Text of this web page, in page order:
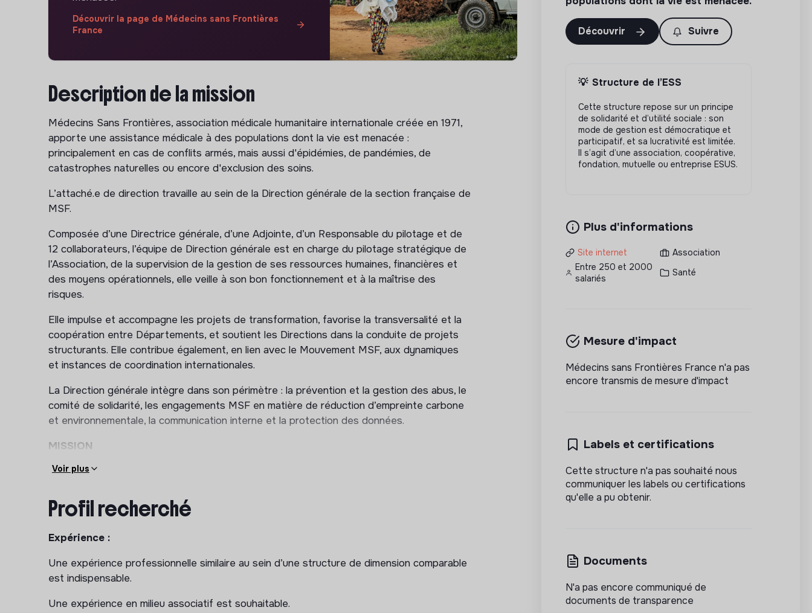
Découvrir la page de Médecins sans Frontières
France
Description de la mission
Médecins Sans Frontières, association médicale humanitaire internationale créée en 1971,
apporte une assistance médicale à des populations dont la vie est menacée :
principalement en cas de conflits armés, mais aussi d'épidémies, de pandémies, de
catastrophes naturelles ou encore d'exclusion des soins.
L’attaché.e de direction travaille au sein de la Direction générale de la section française de
MSF.
Composée d’une Directrice générale, d’une Adjointe, d’un Responsable du pilotage et de
12 collaborateurs, l’équipe de Direction générale est en charge du pilotage stratégique de
l’Association, de la supervision de la gestion de ses ressources humaines, financières et
des moyens opérationnels, elle veille à son bon fonctionnement et à la maîtrise des
risques.
Elle impulse et accompagne les projets de transformation, favorise la transversalité et la
coopération entre Départements, et soutient les Directions dans la conduite de projets
structurants. Elle contribue également, en lien avec le Mouvement MSF, aux dynamiques
et instances de coordination internationales.
La Direction générale intègre dans son périmètre : la prévention et la gestion des abus, le
comité de solidarité, les engagements MSF en matière de réduction d’empreinte carbone
et environnementale, la communication interne et la protection des données.
MISSION
Sous la responsabilité hiérarchique de la Directrice générale, les activités principales de
Assure le secrétariat de la directrice générale
Gère l’agenda de la directrice générale et oriente les sollicitations vers les
Prépare et organise les visites terrain et déplacements internationaux
Assure la relecture et la traduction de documents
Voir plus
Profil recherché
Expérience :
Une expérience professionnelle similaire au sein d’une structure de dimension comparable
est indispensable.
Une expérience en milieu associatif est souhaitable.
Découvrir Suivre
💡 Structure de l’ESS
Cette structure repose sur un principe
de solidarité et d’utilité sociale : son
mode de gestion est démocratique et
participatif, et sa lucrativité est limitée.
Il s’agit d’une association, coopérative,
fondation, mutuelle ou entreprise ESUS.
Plus d'informations
Site internet
Association
Entre 250 et 2000
salariés
Santé
Mesure d'impact
Médecins sans Frontières France n'a pas
encore transmis de mesure d'impact
Labels et certifications
Cette structure n'a pas souhaité nous
communiquer les labels ou certifications
qu'elle a pu obtenir.
Documents
N'a pas encore communiqué de
documents de transparence